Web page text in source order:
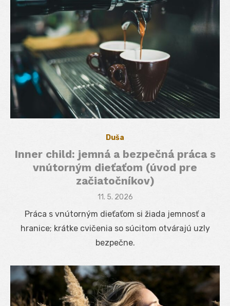
Duša
Inner child: jemná a bezpečná práca s
vnútorným dieťaťom (úvod pre
začiatočníkov)
Posted
11. 5. 2026
Práca s vnútorným dieťaťom si žiada jemnosť a
hranice; krátke cvičenia so súcitom otvárajú uzly
bezpečne.